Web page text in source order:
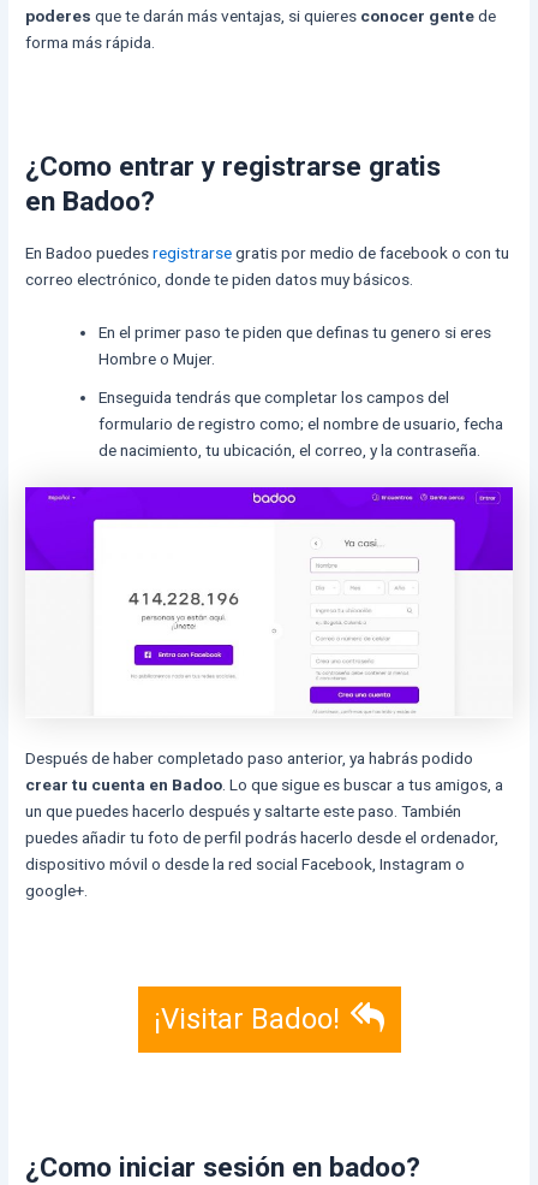
poderes que te darán más ventajas, si quieres conocer gentede
forma más rápida.
¿Como entrar y registrarse gratis
en Badoo?
En Badoo puedesregistrarsegratis por medio de facebook o con tu
correo electrónico, donde te piden datos muy básicos.
En el primer paso te piden que definas tu genero si eres
Hombre o Mujer.
Enseguida tendrás que completar los campos del
formulario de registro como; el nombre de usuario, fecha
de nacimiento, tu ubicación, el correo, y la contraseña.
Después de haber completado paso anterior, ya habrás podido
crear tu cuenta en Badoo . Lo que sigue es buscar a tus amigos, a
un que puedes hacerlo después y saltarte este paso. También
puedes añadir tu foto de perfil podrás hacerlo desde el ordenador,
dispositivo móvil o desde la red social Facebook, Instagram o
google+.
¡Visitar Badoo!
¿Como iniciar sesión en badoo?